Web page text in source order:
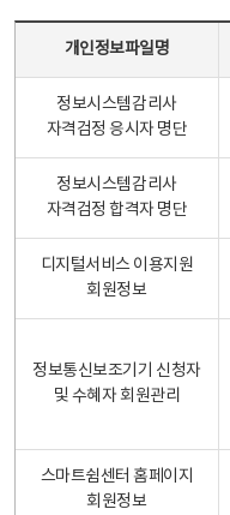
개인정보파일명
정보시스템감리사
자격검정 응시자 명단
정보시스템감리사
자격검정 합격자 명단
디지털서비스 이용지원
회원정보
정보통신보조기기 신청자
및 수혜자 회원관리
스마트쉼센터 홈페이지
회원정보